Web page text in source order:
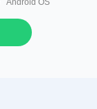
Android OS